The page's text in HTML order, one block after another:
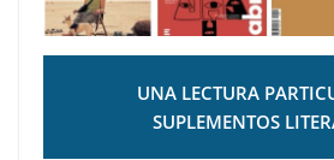
UNA LECTURA
SUPLEMENTOS